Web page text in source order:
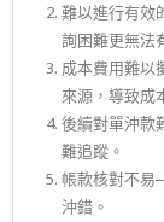
難以進行有效
詢困難更無法
成本費用難以
來源，導致成
後續對單沖款
難追蹤。
帳款核對不易
沖錯。